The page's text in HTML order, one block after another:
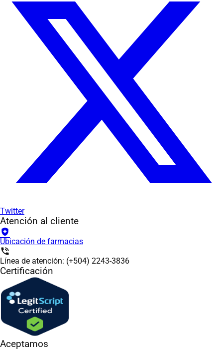
Twitter
Atención al cliente
health_and_safety
Ubicación de farmacias
phone_in_talk
Línea de atención: (+504) 2243-3836
Certificación
Aceptamos